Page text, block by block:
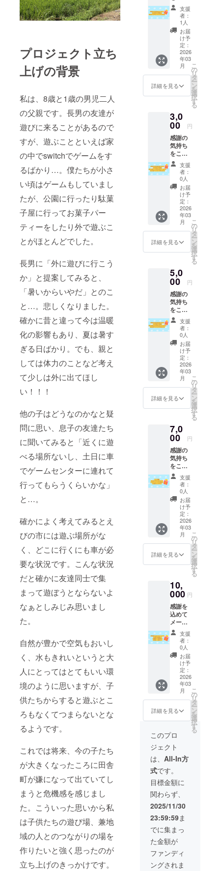
プロジェクト立ち
上げの背景
私は、8歳と1歳の男児二人
の父親です。長男の友達が
遊びに来ることがあるので
すが、遊ぶことといえば家
の中でswitchでゲームをす
るばかり…。僕たちが小さ
い頃はゲームもしていまし
たが、公園に行ったり駄菓
子屋に行ってお菓子パー
ティーをしたり外で遊ぶこ
とがほとんどでした。
長男に「外に遊びに行こう
か」と提案してみると、
「暑いからいやだ」とのこ
と…。悲しくなりました。
確かに昔と違って今は温暖
化の影響もあり、夏は暑す
ぎる日ばかり。でも、親と
しては体力のことなど考え
て少しは外に出てほし
い！！！
他の子はどうなのかなと疑
問に思い、息子の友達たち
に聞いてみると「近くに遊
べる場所ないし、土日に車
でゲームセンターに連れて
行ってもらうくらいかな」
と…。
確かによく考えてみるとえ
びの市には遊ぶ場所がな
く、どこに行くにも車が必
要な状況です。こんな状況
だと確かに友達同士で集
まって遊ぼうとならないよ
なぁとしみじみ思いまし
た。
自然が豊かで空気もおいし
く、水もきれいというと大
人にとってはとてもいい環
境のように思いますが、子
供たちからすると遊ぶとこ
ろもなくてつまらないとな
るようです。
これでは将来、今の子たち
が大きくなったころに田舎
町が嫌になって出ていてし
まうと危機感を感じまし
た。こういった思いから私
は子供たちの遊び場、兼地
域の人とのつながりの場を
作りたいと強く思ったのが
立ち上げのきっかけです。
てお手
紙と写
真をお
送りさ
せてい
ただき
ます！
支援
者：
1人
お届
け予
定：
2026
年03
月
詳細を見る
こ
の
リ
タ
ー
ン
を
選
択
す
る
3,0
00 円
感謝の
気持ち
をこめ
て手紙
と近況
報告の
写真を
お送り
させて
いただ
きま
す。ま
た、お
店で使
える1会
オフ
クーポ
ンを配
布させ
ていた
だきま
す。 有
効期限
が2026
年12月
末まで
となり
ます。
ご利用
の際
は、店
舗にて
ただけ
ますと
す。
支援
者：
0人
お届
け予
定：
2026
年03
月
詳細を見る
こ
の
リ
タ
ー
ン
を
選
択
す
る
5,0
00 円
感謝の
気持ち
をこめ
て手紙
と近況
報告の
写真を
お送り
させて
いただ
きま
す。ま
た、お
店で使
える1会
オフ
クーポ
ンを配
布させ
ていた
だきま
す。 有
効期限
が2026
年12月
末まで
となり
ます。
ご利用
の際
は、店
舗にて
ただけ
ますと
す。
支援
者：
0人
お届
け予
定：
2026
年03
月
詳細を見る
こ
の
リ
タ
ー
ン
を
選
択
す
る
7,0
00 円
感謝の
気持ち
をこめ
て1か月
間お店
の中と
SNSに
てスポ
ンサー
様とし
てご紹
介させ
ていた
だきま
す。 備
「お名
前掲
載」の
リター
ンに掲
載する
お名前
とお住
いの都
道府県
を記入
してい
ただけ
ますと
幸いで
す。 お
名前の
でご入
いいた
しま
す。
支援
者：
0人
お届
け予
定：
2026
年03
月
詳細を見る
こ
の
リ
タ
ー
ン
を
選
択
す
る
10,
000 円
感謝を
込めて
メール
とお店
の命名
に応募
する権
利をお
渡しい
たしま
す。 こ
ちらは
応募い
ただい
た中か
の名前
を決め
させて
いただ
きま
す。 備
考欄の
方にお
店の名
前とそ
の名前
にした
理由な
どご入
力いた
だけま
すと幸
いで
支援
者：
0人
お届
け予
定：
2026
年03
月
詳細を見る
こ
の
リ
タ
ー
ン
を
選
択
す
る
このプロ
ジェクト
は、 All-In方
式です。
目標金額に
関わらず、
2025/11/30
23:59:59ま
でに集まっ
た金額が
ファンディ
ングされま